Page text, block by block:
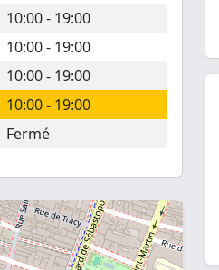
10:00 - 19:00
10:00 - 19:00
10:00 - 19:00
10:00 - 19:00
Fermé